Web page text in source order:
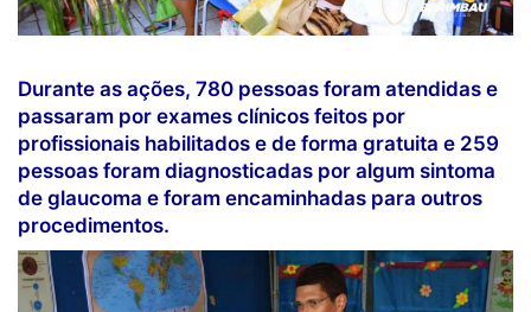
Durante as ações, 780 pessoas foram atendidas e
passaram por exames clínicos feitos por
profissionais habilitados e de forma gratuita e 259
pessoas foram diagnosticadas por algum sintoma
de glaucoma e foram encaminhadas para outros
procedimentos.